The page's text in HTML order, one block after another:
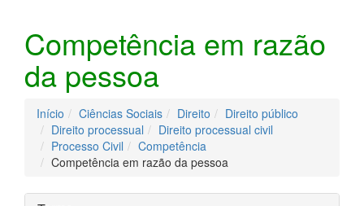
Competência em razão
da pessoa
Início Ciências Sociais Direito
Direito público
Direito processual
Direito processual civil
Processo Civil
Competência
Competência em razão da pessoa